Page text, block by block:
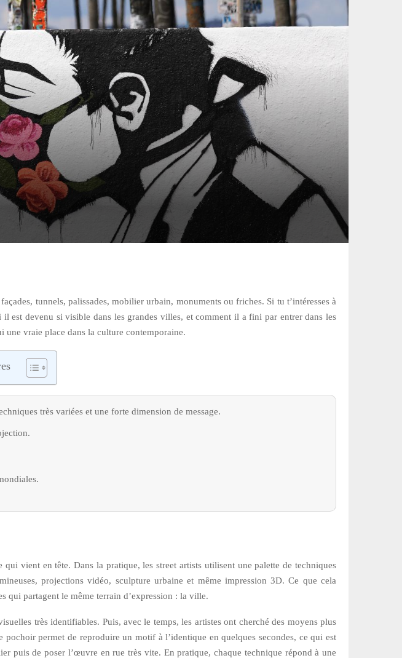
tunnels, palissades, mobilier urbain, monuments ou friches. Si tu t’intéresses à
est devenu si visible dans les grandes villes, et comment il a fini par entrer dans les
une vraie place dans la culture contemporaine.
très variées et une forte dimension de message.
vient en tête. Dans la pratique, les street artists utilisent une palette de techniques
projections vidéo, sculpture urbaine et même impression 3D. Ce que cela
qui partagent le même terrain d’expression : la ville.
très identifiables. Puis, avec le temps, les artistes ont cherché des moyens plus
permet de reproduire un motif à l’identique en quelques secondes, ce qui est
puis de poser l’œuvre en rue très vite. En pratique, chaque technique répond à une